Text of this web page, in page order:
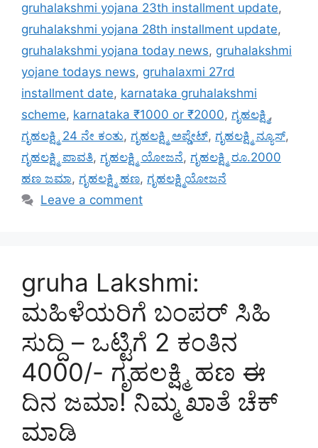
gruhalakshmi yojana 23th installment update,
gruhalakshmi yojana 28th installment update,
gruhalakshmi yojana today news, gruhalakshmi
yojane todays news, gruhalaxmi 27rd
installment date, karnataka gruhalakshmi
scheme, karnataka ₹1000 or ₹2000, ಗೃಹಲಕ್ಷ್ಮಿ,
ಗೃಹಲಕ್ಷ್ಮಿ 24 ನೇ ಕಂತು, ಗೃಹಲಕ್ಷ್ಮಿ ಅಪ್ಡೇಟ್, ಗೃಹಲಕ್ಷ್ಮಿ ನ್ಯೂಸ್,
ಗೃಹಲಕ್ಷ್ಮಿ ಪಾವತಿ, ಗೃಹಲಕ್ಷ್ಮಿ ಯೋಜನೆ, ಗೃಹಲಕ್ಷ್ಮಿ ರೂ.2000
ಹಣ ಜಮಾ, ಗೃಹಲಕ್ಷ್ಮಿ ಹಣ, ಗೃಹಲಕ್ಷ್ಮಿಯೋಜನೆ
Leave a comment
gruha Lakshmi:
ಮಹಿಳೆಯರಿಗೆ ಬಂಪರ್ ಸಿಹಿ
ಸುದ್ದಿ – ಒಟ್ಟಿಗೆ 2 ಕಂತಿನ
4000/- ಗೃಹಲಕ್ಷ್ಮಿ ಹಣ ಈ
ದಿನ ಜಮಾ! ನಿಮ್ಮ ಖಾತೆ ಚೆಕ್
ಮಾಡಿ